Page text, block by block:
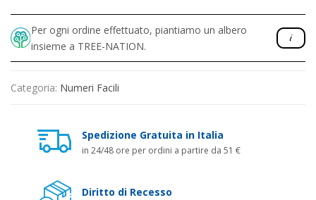
Per ogni ordine effettuato, piantiamo un albero
insieme a TREE-NATION.
Categoria: Numeri Facili
Spedizione Gratuita in Italia
in 24/48 ore per ordini a partire da 51 €
Diritto di Recesso